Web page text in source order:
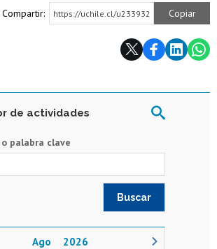
Compartir: https://uchile.cl/u233932 Copiar
de actividades
palabra clave
2026